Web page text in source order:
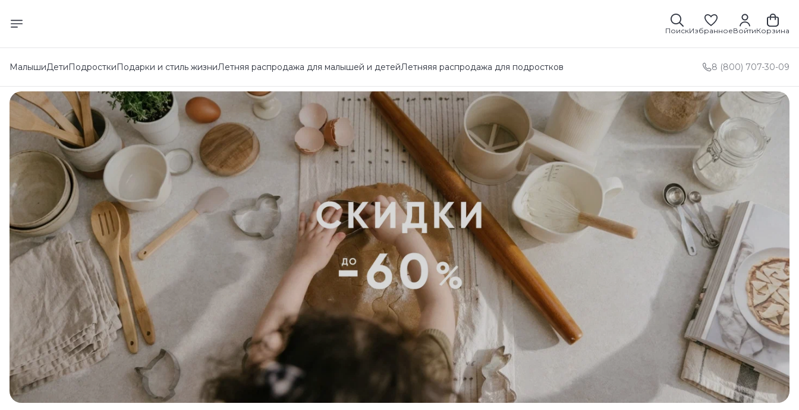
ПоискИзбранноеВойтиКорзина
МалышиДетиПодросткиПодарки и стиль жизниЛетняя распродажа для малышей и детейЛетняяя распродажа для подростков 8 (800) 707-30-09